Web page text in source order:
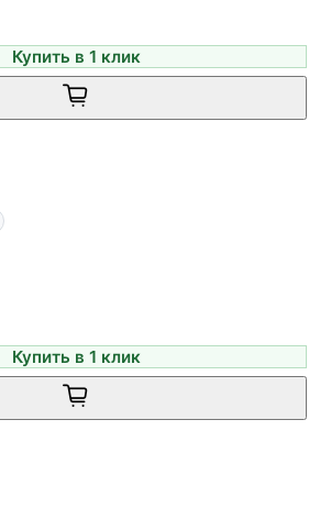
Купить в 1 клик
Купить в 1 клик